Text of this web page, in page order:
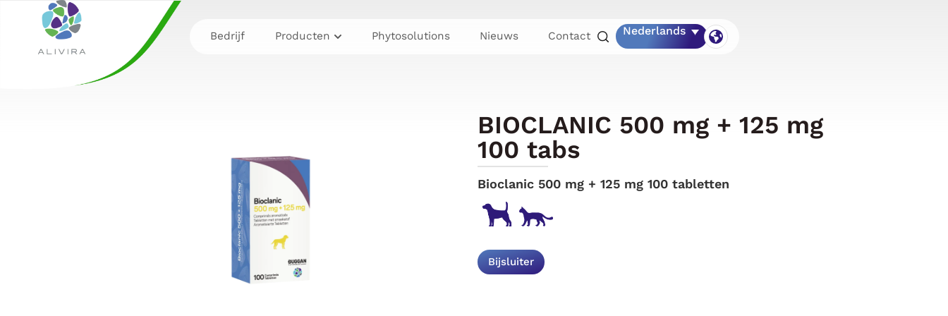
Bedrijf Producten Phytosolutions Nieuws Contact Nederlands
BIOCLANIC 500 mg + 125 mg
100 tabs
Bioclanic 500 mg + 125 mg 100 tabletten
Bijsluiter